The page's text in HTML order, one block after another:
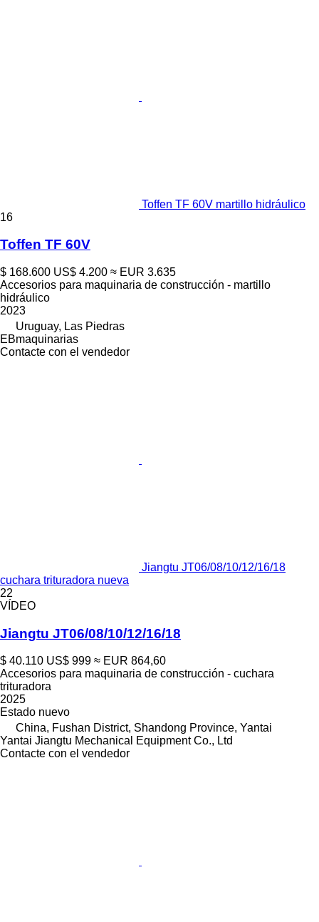
Toffen TF 60V martillo hidráulico
16
Toffen TF 60V
$ 168.600 US$ 4.200 ≈ EUR 3.635
Accesorios para maquinaria de construcción - martillo
hidráulico
2023
Uruguay, Las Piedras
EBmaquinarias
Contacte con el vendedor
Jiangtu JT06/08/10/12/16/18
cuchara trituradora nueva
22
VÍDEO
Jiangtu JT06/08/10/12/16/18
$ 40.110 US$ 999 ≈ EUR 864,60
Accesorios para maquinaria de construcción - cuchara
trituradora
2025
Estado nuevo
China, Fushan District, Shandong Province, Yantai
Yantai Jiangtu Mechanical Equipment Co., Ltd
Contacte con el vendedor